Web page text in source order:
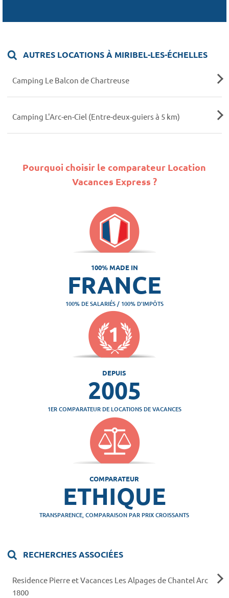
AUTRES LOCATIONS À MIRIBEL-LES-ÉCHELLES
Camping Le Balcon de Chartreuse
Camping L'Arc-en-Ciel (Entre-deux-guiers à 5 km)
Pourquoi choisir le comparateur Location
Vacances Express ?
100% MADE IN
FRANCE
100% DE SALARIÉS / 100% D'IMPÔTS
DEPUIS
2005
1ER COMPARATEUR DE LOCATIONS DE VACANCES
COMPARATEUR
ETHIQUE
TRANSPARENCE, COMPARAISON PAR PRIX CROISSANTS
RECHERCHES ASSOCIÉES
Residence Pierre et Vacances Les Alpages de Chantel Arc
1800